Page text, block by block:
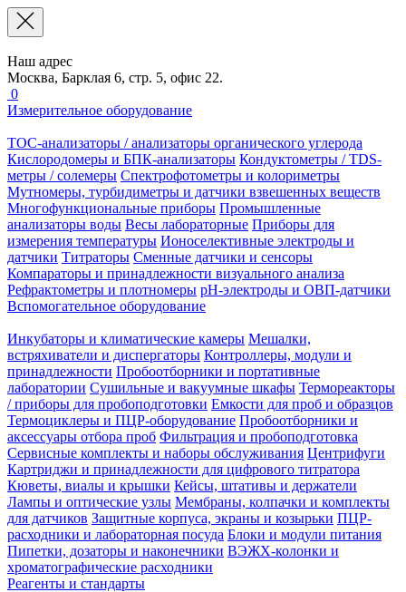
Наш адрес
Москва, Барклая 6, стр. 5, офис 22.
0
Измерительное оборудование
TOC-анализаторы / анализаторы органического углерода
Кислородомеры и БПК-анализаторы Кондуктометры / TDS-
метры / солемеры Спектрофотометры и колориметры
Мутномеры, турбидиметры и датчики взвешенных веществ
Многофункциональные приборы Промышленные
анализаторы воды Весы лабораторные Приборы для
измерения температуры Ионоселективные электроды и
датчики Титраторы Сменные датчики и сенсоры
Компараторы и принадлежности визуального анализа
Рефрактометры и плотномеры pH-электроды и ОВП-датчики
Вспомогательное оборудование
Инкубаторы и климатические камеры Мешалки,
встряхиватели и диспергаторы Контроллеры, модули и
принадлежности Пробоотборники и портативные
лаборатории Сушильные и вакуумные шкафы Термореакторы
/ приборы для пробоподготовки Емкости для проб и образцов
Термоциклеры и ПЦР-оборудование Пробоотборники и
аксессуары отбора проб Фильтрация и пробоподготовка
Сервисные комплекты и наборы обслуживания Центрифуги
Картриджи и принадлежности для цифрового титратора
Кюветы, виалы и крышки Кейсы, штативы и держатели
Лампы и оптические узлы Мембраны, колпачки и комплекты
для датчиков Защитные корпуса, экраны и козырьки ПЦР-
расходники и лабораторная посуда Блоки и модули питания
Пипетки, дозаторы и наконечники ВЭЖХ-колонки и
хроматографические расходники
Реагенты и стандарты